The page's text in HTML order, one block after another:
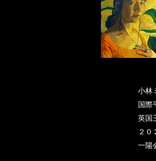
小林
国際
英国
２０
一陽